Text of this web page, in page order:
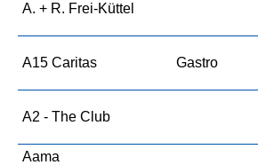
A. + R. Frei-Küttel
A15 Caritas Gastro
A2 - The Club
Aama